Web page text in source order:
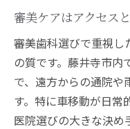
審美ケアはアクセス
審美歯科選びで重視し
の質です。藤井寺市内
で、遠方からの通院や
す。特に車移動が日常
医院選びの大きな決め